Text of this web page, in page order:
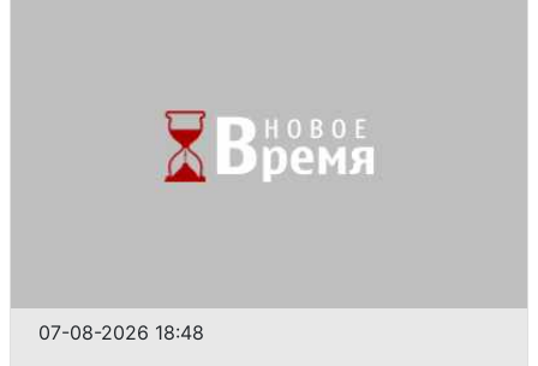
07-08-2026 18:48